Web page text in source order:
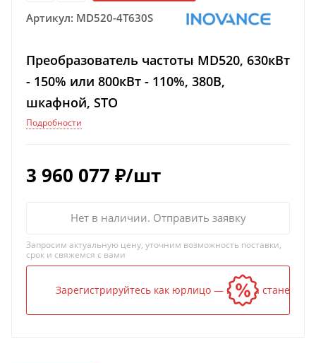
Артикул: MD520-4T630S
Преобразователь частоты MD520, 630кВт
- 150% или 800кВт - 110%, 380В,
шкафной, STO
Подробности
3 960 077 ₽/шт
Нет в наличии. Отправить заявку
Запросим актуальную цену, уточним возможность поставки,
срок и свяжемся с вами
Зарегистрируйтесь как юрлицо — и цена станет